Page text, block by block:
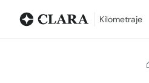
Kilometraje